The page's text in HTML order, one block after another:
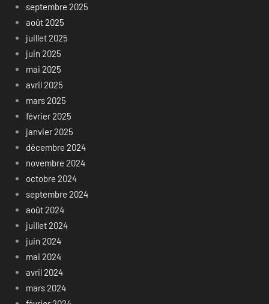
septembre 2025
août 2025
juillet 2025
juin 2025
mai 2025
avril 2025
mars 2025
février 2025
janvier 2025
décembre 2024
novembre 2024
octobre 2024
septembre 2024
août 2024
juillet 2024
juin 2024
mai 2024
avril 2024
mars 2024